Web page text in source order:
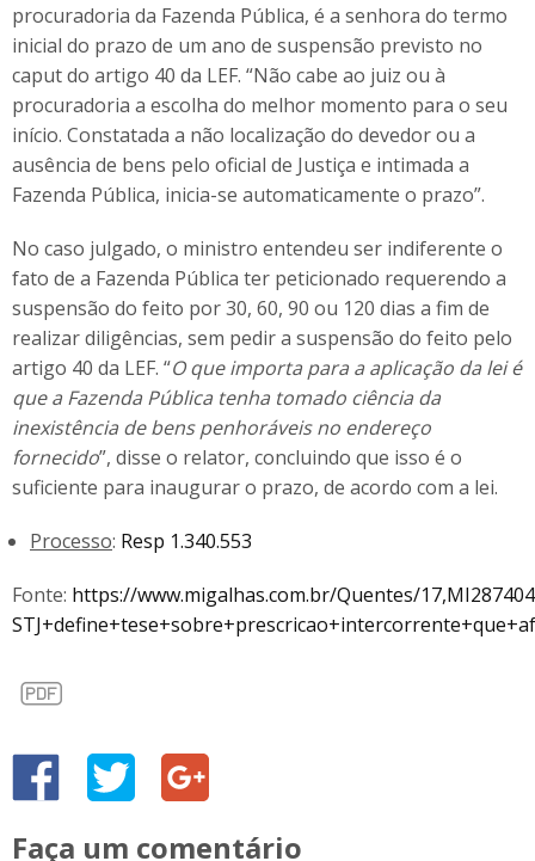
procuradoria da Fazenda Pública, é a senhora do termo
inicial do prazo de um ano de suspensão previsto no
caput do artigo 40 da LEF. “Não cabe ao juiz ou à
procuradoria a escolha do melhor momento para o seu
início. Constatada a não localização do devedor ou a
ausência de bens pelo oficial de Justiça e intimada a
Fazenda Pública, inicia-se automaticamente o prazo”.
No caso julgado, o ministro entendeu ser indiferente o
fato de a Fazenda Pública ter peticionado requerendo a
suspensão do feito por 30, 60, 90 ou 120 dias a fim de
realizar diligências, sem pedir a suspensão do feito pelo
artigo 40 da LEF. “O que importa para a aplicação da lei é
que a Fazenda Pública tenha tomado ciência da
inexistência de bens penhoráveis no endereço
fornecido”, disse o relator, concluindo que isso é o
suficiente para inaugurar o prazo, de acordo com a lei.
Processo: Resp 1.340.553
Fonte: https://www.migalhas.com.br/Quentes/
Faça um comentário